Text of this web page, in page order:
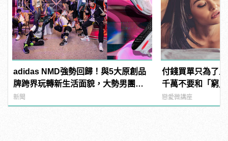
adidas NMD強勢回歸！與5大原創品
牌跨界玩轉新生活面貌，大勢男團
「原子少年」領航展開都市型遊！
新聞
付錢買單只為了
千萬不要和「窮
戀愛微講座